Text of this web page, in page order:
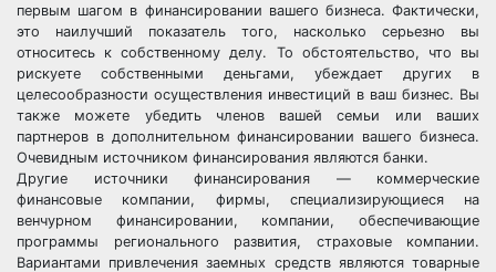
первым шагом в финансировании вашего бизнеса. Фактически,
это наилучший показатель того, насколько серьезно вы
относитесь к собственному делу. То обстоятельство, что вы
рискуете собственными деньгами, убеждает других в
целесообразности осуществления инвестиций в ваш бизнес. Вы
также можете убедить членов вашей семьи или ваших
партнеров в дополнительном финансировании вашего бизнеса.
Очевидным источником финансирования являются банки.
Другие источники финансирования — коммерческие
финансовые компании, фирмы, специализирующиеся на
венчурном финансировании, компании, обеспечивающие
программы регионального развития, страховые компании.
Вариантами привлечения заемных средств являются товарные